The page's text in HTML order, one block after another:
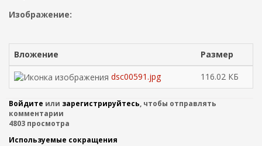
к
а
)
Изображение:
Вложение
Размер
dsc00591.jpg
116.02 КБ
Войдите или зарегистрируйтесь, чтобы отправлять
комментарии
4803 просмотра
Используемые сокращения